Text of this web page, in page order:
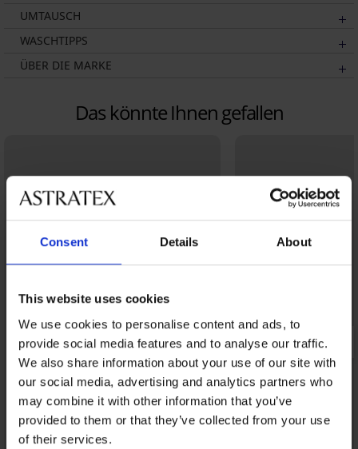
Consent Details About
This website uses cookies
We use cookies to personalise content and ads, to
provide social media features and to analyse our traffic.
We also share information about your use of our site with
our social media, advertising and analytics partners who
may combine it with other information that you’ve
provided to them or that they’ve collected from your use
of their services.
UMTAUSCH
WASCHTIPPS
ÜBER DIE MARKE
Das könnte Ihnen gefallen